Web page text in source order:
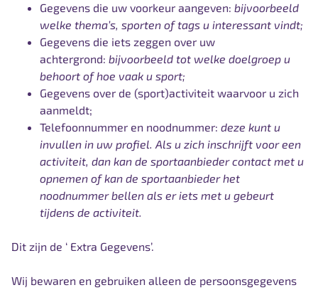
Gegevens die uw voorkeur aangeven: bijvoorbeeld
welke thema’s, sporten of tags u interessant vindt;
Gegevens die iets zeggen over uw
achtergrond: bijvoorbeeld tot welke doelgroep u
behoort of hoe vaak u sport;
Gegevens over de (sport)activiteit waarvoor u zich
aanmeldt;
Telefoonnummer en noodnummer: deze kunt u
invullen in uw profiel. Als u zich inschrijft voor een
activiteit, dan kan de sportaanbieder contact met u
opnemen of kan de sportaanbieder het
noodnummer bellen als er iets met u gebeurt
tijdens de activiteit.
Dit zijn de ‘ Extra Gegevens’.
Wij bewaren en gebruiken alleen de persoonsgegevens